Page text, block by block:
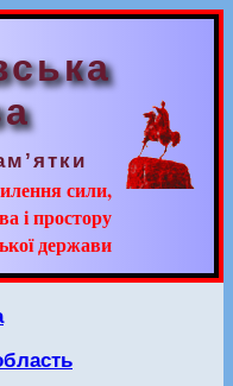
сили,
і простору
держави